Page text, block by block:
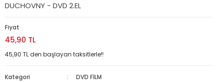
DUCHOVNY - DVD 2.EL
Fiyat
45,90 TL
45,90 TL den başlayan taksitlerle!!
Kategori
DVD FİLM